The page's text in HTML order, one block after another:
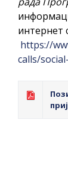
интернет
https://
calls/